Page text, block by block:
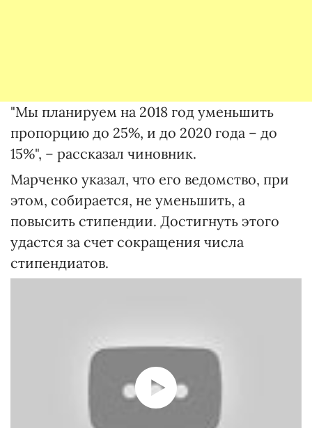
"Мы планируем на 2018 год уменьшить
пропорцию до 25%, и до 2020 года – до
15%", – рассказал чиновник.
Марченко указал, что его ведомство, при
этом, собирается, не уменьшить, а
повысить стипендии. Достигнуть этого
удастся за счет сокращения числа
стипендиатов.